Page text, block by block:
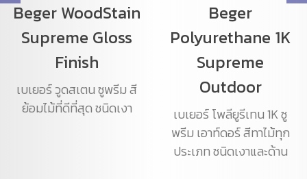
Beger WoodStain
Supreme Gloss
Finish
เบเยอร์ วูดสเตน ซูพรีม สี
ย้อมไม้ที่ดีที่สุด ชนิดเงา
Beger
Polyurethane 1K
Supreme
Outdoor
เบเยอร์ โพลียูรีเทน 1K ซู
พรีม เอาท์ดอร์ สีทาไม้ทุก
ประเภท ชนิดเงาและด้าน